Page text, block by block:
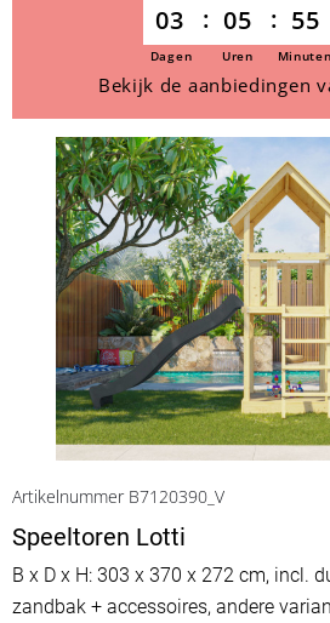
03 05 55
Dagen Uren Minuten
Bekijk de aanbiedingen
Artikelnummer B7120390_V
Speeltoren Lotti
B x D x H: 303 x 370 x 272 cm, incl.
zandbak + accessoires, andere